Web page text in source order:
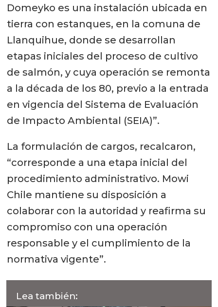
Domeyko es una instalación ubicada en
tierra con estanques, en la comuna de
Llanquihue, donde se desarrollan
etapas iniciales del proceso de cultivo
de salmón, y cuya operación se remonta
a la década de los 80, previo a la entrada
en vigencia del Sistema de Evaluación
de Impacto Ambiental (SEIA)”.
La formulación de cargos, recalcaron,
“corresponde a una etapa inicial del
procedimiento administrativo. Mowi
Chile mantiene su disposición a
colaborar con la autoridad y reafirma su
compromiso con una operación
responsable y el cumplimiento de la
normativa vigente”.
Lea también: